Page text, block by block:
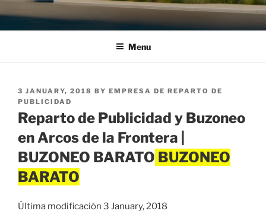
Menu
POSTED
ON
3 JANUARY, 2018 BY EMPRESA DE REPARTO DE
PUBLICIDAD
Reparto de Publicidad y Buzoneo
en Arcos de la Frontera |
BUZONEO BARATO
Última modificación 3 January, 2018